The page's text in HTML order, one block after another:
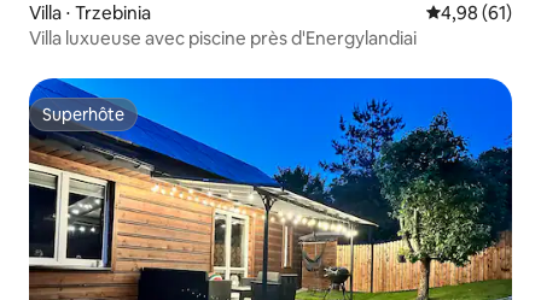
Villa ⋅ Trzebinia Évaluation
4,98 (61)
Villa luxueuse avec piscine près d'Energylandiai
Superhôte
Superhôte